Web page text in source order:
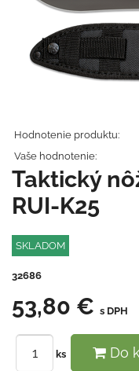
Hodnotenie produktu:
Vaše hodnotenie:
Taktický
RUI-K25
SKLADOM
32686
53,80 € s DPH
ks Do